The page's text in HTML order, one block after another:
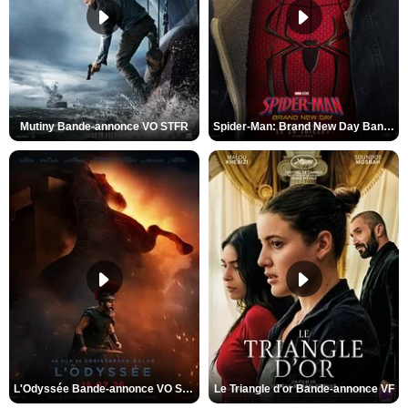
Mutiny Bande-annonce VO STFR Spider-Man: Brand New Day Bande-annonce VO STFR
L'Odyssée Bande-annonce VO STFR Le Triangle d'or Bande-annonce VF